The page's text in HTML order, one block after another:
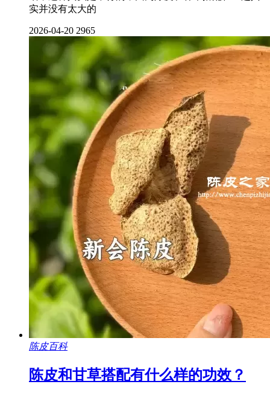
实并没有太大的
2026-04-20 2965
陈皮百科
陈皮和甘草搭配有什么样的功效？